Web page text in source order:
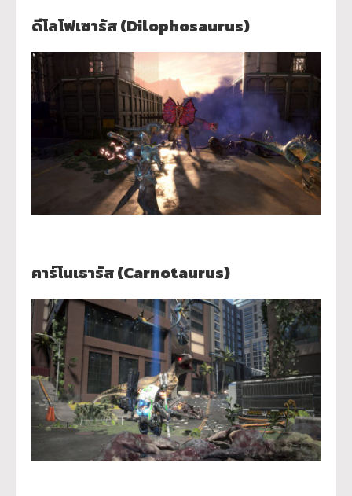
ดีโลโฟเซารัส (Dilophosaurus)
คาร์โนเธารัส (Carnotaurus)